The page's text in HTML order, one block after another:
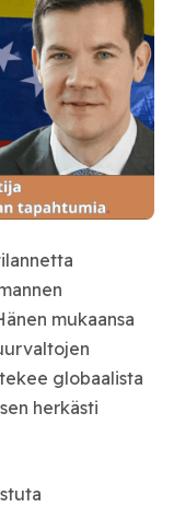
mukaansa
globaalista
herkästi